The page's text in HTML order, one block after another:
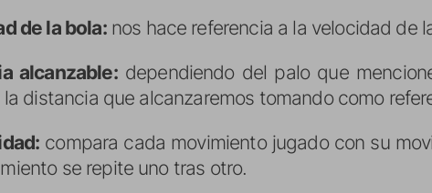
de la bola:nos hace referencia a la velocidad de
alcanzable:dependiendo del palo que
la distancia que alcanzaremos tomando como
compara cada movimiento jugado con su
se repite uno tras otro.